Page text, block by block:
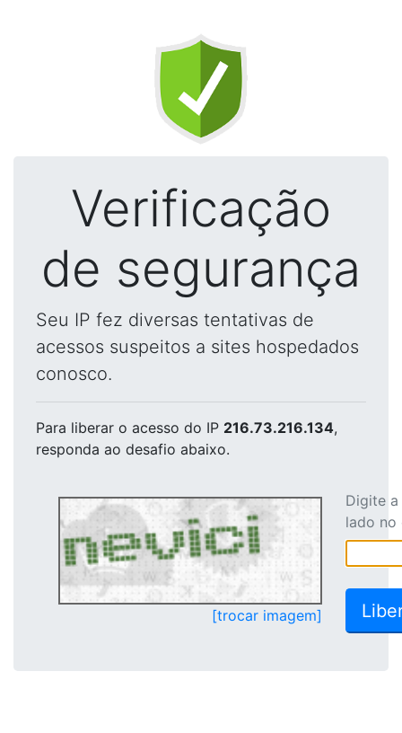
Verificação
de segurança
Seu IP fez diversas tentativas de
acessos suspeitos a sites hospedados
conosco.
Para liberar o acesso do IP 216.73.216.134,
responda ao desafio abaixo.
[trocar imagem]
Digite
lado no